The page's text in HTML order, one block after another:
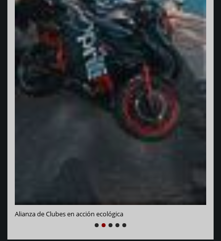
Alianza de Clubes en acción ecológica
PREVIOUS